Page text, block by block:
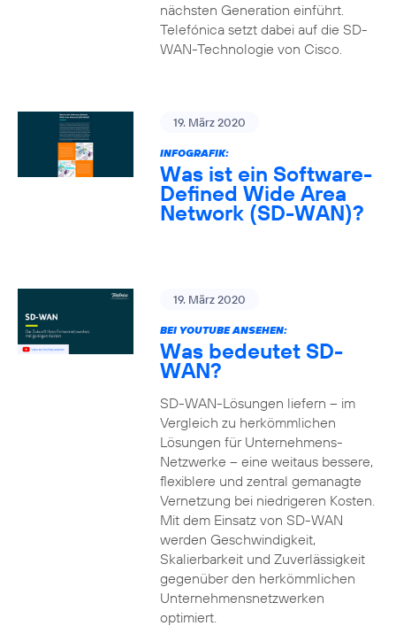
nächsten Generation einführt.
Telefónica setzt dabei auf die SD-
WAN-Technologie von Cisco.
19. März 2020
INFOGRAFIK:
Was ist ein Software-
Defined Wide Area
Network (SD-WAN)?
19. März 2020
BEI YOUTUBE ANSEHEN:
Was bedeutet SD-
WAN?
SD-WAN-Lösungen liefern – im
Vergleich zu herkömmlichen
Lösungen für Unternehmens-
Netzwerke – eine weitaus bessere,
flexiblere und zentral gemanagte
Vernetzung bei niedrigeren Kosten.
Mit dem Einsatz von SD-WAN
werden Geschwindigkeit,
Skalierbarkeit und Zuverlässigkeit
gegenüber den herkömmlichen
Unternehmensnetzwerken
optimiert.